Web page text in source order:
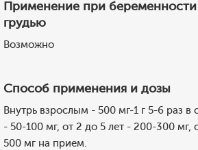
Применение при
грудью
Возможно
Способ применения и дозы
Внутрь взрослым - 500 мг-1 г 5-6 раз в
- 50-100 мг, от 2 до 5 лет - 200-300 мг,
500 мг на прием.